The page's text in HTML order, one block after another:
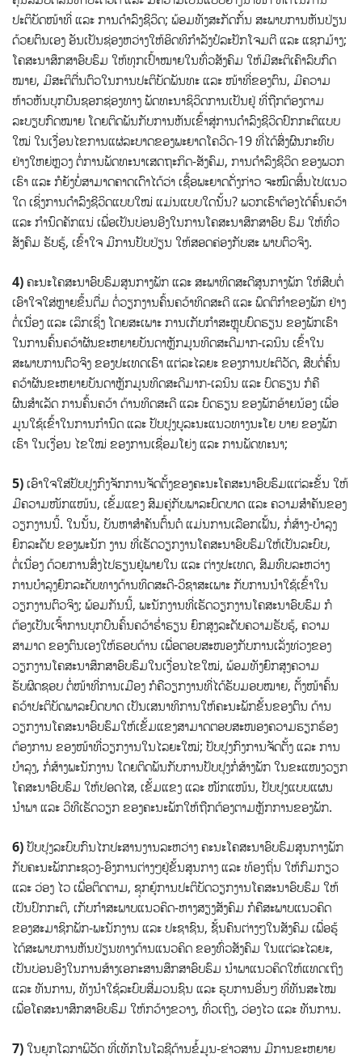
ປະຕິບັດໜ້າທີ່ ແລະ ການດຳລົງຊີວິດ; ພ້ອມທັງສະກັດກັ້ນ ສະພາບການຫັນປ່ຽນ
ດ້ວຍຕົນເອງ ອັນເປັນຊ່ອງຫວ່າງໃຫ້ອິດທິກໍາລັງປໍລະປັກໂຈມຕີ ແລະ ແຊກມ້າງ;
ໂຄສະນາສຶກສາອົບຮົມ ໃຫ້ທຸກເປົ້າໝາຍໃນທົ່ວສັງຄົມ ໃຫ້ມີສະຕິເຄົາລົບກົດ
ໝາຍ, ມີສະຕິຕື່ນຕົວໃນການປະຕິບັດພັນທະ ແລະ ໜ້າທີ່ຂອງຕົນ, ມີຄວາມ
ຫ້າວຫັນບຸກບືນຊອກຊ່ອງທາງ ພັດທະນາຊິວິດການເປັນຢູ່ ທີ່ຖືກຕ້ອງຕາມ
ລະບຽບກົດໝາຍ ໂດຍຕິດພັນກັບການຫັນເຂົ້າສູ່ການດຳລົງຊີວິດປົກກະຕິແບບ
ໃໝ່ ໃນເງື່ອນໄຂການແຜ່ລະບາດຂອງພະຍາດໂຄວິດ-19 ທີ່ໄດ້ສົ່ງຜົນກະທົບ
ຢ່າງໃຫຍ່ຫຼວງ ຕໍ່ການພັດທະນາເສດຖະກິດ-ສັງຄົມ, ການດໍາລົງຊີວິດ ຂອງພວກ
ເຮົາ ແລະ ກໍຍັງບໍ່ສາມາດຄາດເດົາໄດ້ວ່າ ເຊື້ອພະຍາດດັ່ງກ່າວ ຈະໝົດສິ້ນໄປແນວ
ໃດ ເຊິ່ງການດຳລົງຊີວິດແບບໃໝ່ ແມ່ນແບບໃດນັ້ນ? ພວກເຮົາຕ້ອງໄດ້ຄົ້ນຄວ້າ
ແລະ ກໍານົດຄັກແນ່ ເພື່ອເປັນບ່ອນອີງໃນການໂຄສະນາສຶກສາອົບ ຮົມ ໃຫ້ທົ່ວ
ສັງຄົມ ຮັບຮູ້, ເຂົ້າໃຈ ມີການປັບປ່ຽນ ໃຫ້ສອດຄ່ອງກັບສະ ພາບຕົວຈິງ.
4)ຄະນະໂຄສະນາອົບຮົມສູນກາງພັກ ແລະ ສະພາທິດສະດີສູນກາງພັກ ໃຫ້ສືບຕໍ່
ເອົາໃຈໃສ່ຫຼາຍຂຶ້ນຕື່ມ ຕໍ່ວຽກງານຄົ້ນຄວ້າທິດສະດີ ແລະ ພຶດຕິກໍາຂອງພັກ ຢ່າງ
ຕໍ່ເນື່ອງ ແລະ ເລິກເຊິ່ງ ໂດຍສະເພາະ ການເກັບກໍາສະຫຼຸບບົດຮຽນ ຂອງພັກເຮົາ
ໃນການຄົ້ນຄວ້າຜັນຂະຫຍາຍບັນດາຫຼັກມູນທິດສະດີມາກ-ເລນິນ ເຂົ້າໃນ
ສະພາບການຕົວຈິງ ຂອງປະເທດເຮົາ ແຕ່ລະໄລຍະ ຂອງການປະຕິວັດ,​ ສືບຕໍ່ຄົ້ນ
ຄວ້າຜັນຂະຫຍາຍບັນດາຫຼັກມູນທິດສະດີມາກ-ເລນິນ ແລະ ບົດຮຽນ ກໍຄື
ຜົນສຳເລັດ ການຄົ້ນຄວ້າ ດ້ານທິດສະດີ ແລະ ບົດຮຽນ ຂອງພັກອ້າຍນ້ອງ ເພື່ອ
ມູນໃຊ້ເຂົ້າໃນການກຳນົດ ແລະ ປັບປຸງບູລະນະແນວທາງນະໂຍ ບາຍ ຂອງພັກ
ເຮົາ ໃນເງື່ອນ ໄຂໃໝ່ ຂອງການເຊື່ອມໂຍ່ງ ແລະ ການພັດທະນາ;
5)ເອົາໃຈໃສ່ປັບປຸງກົງຈັກການຈັດຕັ້ງຂອງຄະນະໂຄສະນາອົບຮົມແຕ່ລະຂັ້ນ ໃຫ້
ມີຄວາມໜັກແໜ້ນ, ເຂັ້ມແຂງ ສົມຄູ່ກັບພາລະບົດບາດ ແລະ ຄວາມສໍາຄັນຂອງ
ວຽກງານນີ້. ໃນນັ້ນ, ບັນຫາສໍາຄັນຕົ້ນຕໍ ແມ່ນການເລືອກເຟັ້ນ, ກໍ່ສ້າງ-ບໍາລຸງ
ຍົກລະດັບ ຂອງພະນັກ ງານ ທີ່ເຮັດວຽກງານໂຄສະນາອົບຮົມໃຫ້ເປັນລະບົບ,
ຕໍ່ເນື່ອງ ດ້ວຍການສົ່ງໄປຮຽນຢູ່ພາຍໃນ ແລະ ຕ່າງປະເທດ, ສົມທົບລະຫວ່າງ
ການບຳລຸງຍົກລະດັບທາງດ້ານທິດສະດີ-ວິຊາສະເພາະ ກັບການນໍາໃຊ້ເຂົ້າໃນ
ວຽກງານຕົວຈິງ; ພ້ອມກັນນີ້,​ ພະນັກງານທີ່ເຮັດວຽກງານໂຄສະນາອົບຮົມ ກໍ
ຕ້ອງເປັນເຈົ້າການບຸກບືນຄົ້ນຄວ້າຮ່ຳຮຽນ ຍົກສູງລະດັບຄວາມຮັບຮູ້, ຄວາມ
ສາມາດ ຂອງຕົນເອງໃຫ້ຮອບດ້ານ ເພື່ອຕອບສະໜອງກັບການເລັ່ງທ່ວງຂອງ
ວຽກງານໂຄສະນາສຶກສາອົບຮົມໃນເງື່ອນໄຂໃໝ່, ພ້ອມທັງຍົກສູງຄວາມ
ຮັບຜິດຊອບ ຕໍ່ໜ້າທີ່ການເມືອງ ກໍຄືວຽກງານທີ່ໄດ້ຮັບມອບໝາຍ, ຕັ້ງໜ້າຄົ້ນ
ຄວ້າປະຕິບັດພາລະບົດບາດ ເປັນເສນາທິການໃຫ້ຄະນະພັກຂັ້ນຂອງຕົນ ດ້ານ
ວຽກງານໂຄສະນາອົບຮົມໃຫ້ເຂັ້ມແຂງສາມາດຕອບສະໜອງຄວາມຮຽກຮ້ອງ
ຕ້ອງການ ຂອງໜ້າທີ່ວຽກງານໃນໄລຍະໃໝ່; ປັບປຸງກົງການຈັດຕັ້ງ ແລະ ການ
ບຳລຸງ, ກໍ່ສ້າງພະນັກງານ ໂດຍຕິດພັນກັບການປັບປຸງກໍ່ສ້າງພັກ ໃນຂະແໜງວຽກ
ໂຄສະນາອົບຮົມ ໃຫ້ປອດໄສ, ເຂັ້ມແຂງ ແລະ ໜັກແໜ້ນ, ປັບປຸງແບບແຜນ
ນຳພາ ແລະ ວິທີເຮັດວຽກ ຂອງຄະນະພັກໃຫ້ຖືກຕ້ອງຕາມຫຼັກການຂອງພັກ.
6)ປັບປຸງລະບົບກົນໄກປະສານງານລະຫວ່າງ ຄະນະໂຄສະນາອົບຮົມສູນກາງພັກ
ກັບຄະນະພັກກະຊວງ-ອົງການຕ່າງໆຢູ່ຂັ້ນສູນກາງ ແລະ ທ້ອງຖິ່ນ ໃຫ້ກົມກຽວ
ແລະ ວ່ອງ ໄວ ເພື່ອຕິດຕາມ, ຊຸກຍູ້ການປະຕິບັດວຽກງານໂຄສະນາອົບຮົມ ໃຫ້
ເປັນປົກກະຕິ, ເກັບກໍາສະພາບແນວຄິດ-ຫາງສຽງສັງຄົມ ກໍຄືສະພາບແນວຄິດ
ຂອງສະມາຊິກພັກ-ພະນັກງານ ແລະ ປະຊາຊົນ, ຊັ້ນຄົນຕ່າງໆໃນສັງຄົມ ເພື່ອຮູ້
ໄດ້ສະພາບການຫັນປ່ຽນທາງດ້ານແນວຄິດ ຂອງທົ່ວສັງຄົມ ໃນແຕ່ລະໄລຍະ,
ເປັນບ່ອນອີງໃນການສ້າງເອກະສານສຶກສາອົບຮົມ ນໍາພາແນວຄິດໃຫ້ແທດເຖິງ
ແລະ ທັນການ, ທັງນຳໃຊ້ລະບົບສື່ມວນຊົນ ແລະ ຮູບການອື່ນໆ ທີ່ທັນສະໄໝ
ເພື່ອໂຄສະນາສຶກສາອົບຮົມ ໃຫ້ກວ້າງຂວາງ,​ ທົ່ວເຖິງ, ວ່ອງໄວ ແລະ ທັນການ.
7)ໃນຍຸກໂລກາພິວັດ ທີ່ເທັກໂນໂລຊີດ້ານຂໍ້ມູນ-ຂ່າວສານ ມີການຂະຫຍາຍ